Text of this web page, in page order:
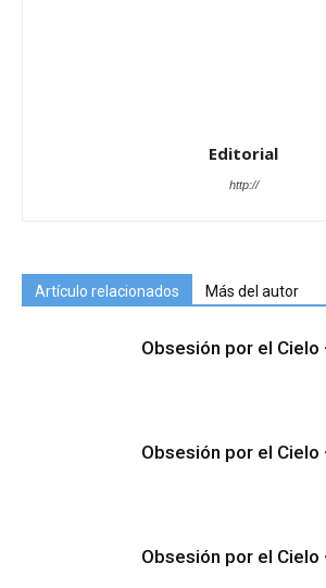
Editorial
http://
Artículo relacionados Más del autor
Obsesión por el Cielo
Obsesión por el
Obsesión por el Cielo